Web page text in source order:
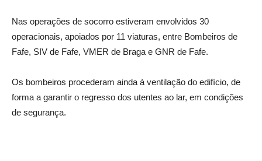
Nas operações de socorro estiveram envolvidos 30
operacionais, apoiados por 11 viaturas, entre Bombeiros de
Fafe, SIV de Fafe, VMER de Braga e GNR de Fafe.
Os bombeiros procederam ainda à ventilação do edifício, de
forma a garantir o regresso dos utentes ao lar, em condições
de segurança.